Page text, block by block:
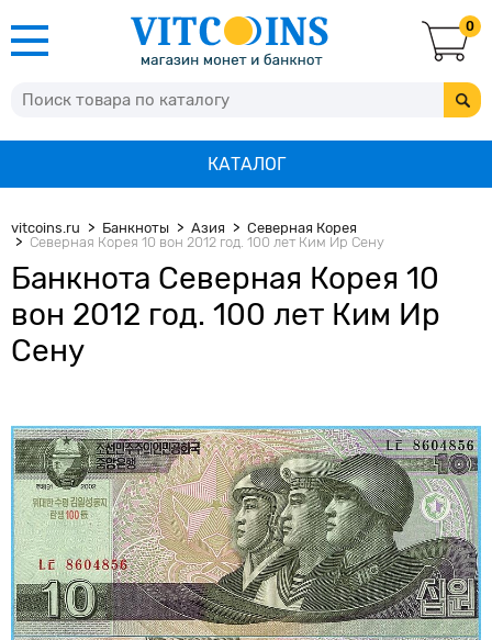
0
КАТАЛОГ
vitcoins.ru Банкноты Азия
Северная Корея
Северная Корея 10 вон 2012 год. 100 лет Ким Ир Сену
Банкнота Северная Корея 10
вон 2012 год. 100 лет Ким Ир
Сену